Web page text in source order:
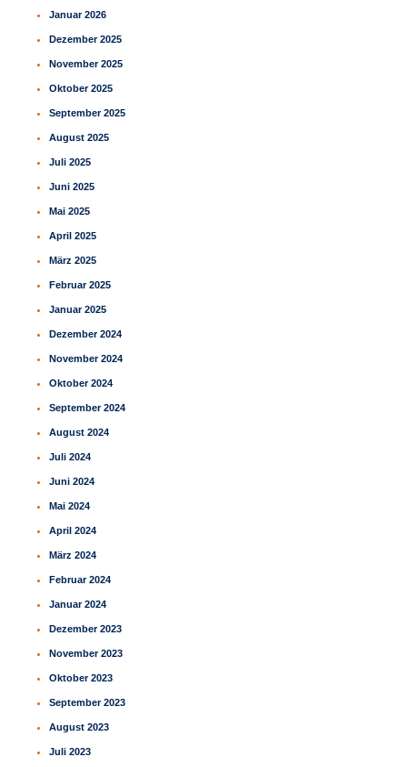
Januar 2026
Dezember 2025
November 2025
Oktober 2025
September 2025
August 2025
Juli 2025
Juni 2025
Mai 2025
April 2025
März 2025
Februar 2025
Januar 2025
Dezember 2024
November 2024
Oktober 2024
September 2024
August 2024
Juli 2024
Juni 2024
Mai 2024
April 2024
März 2024
Februar 2024
Januar 2024
Dezember 2023
November 2023
Oktober 2023
September 2023
August 2023
Juli 2023